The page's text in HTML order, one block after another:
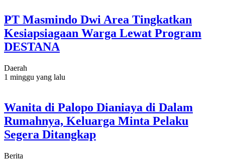
PT Masmindo Dwi Area Tingkatkan
Kesiapsiagaan Warga Lewat Program
DESTANA
Daerah
1 minggu yang lalu
Wanita di Palopo Dianiaya di Dalam
Rumahnya, Keluarga Minta Pelaku
Segera Ditangkap
Berita